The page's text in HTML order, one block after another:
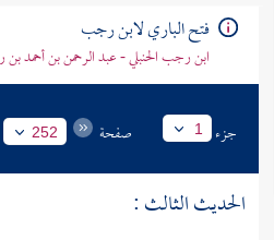
فتح الباري لابن رجب
ابن رجب الحنبلي - عبد الرحمن بن أحمد بن
جزء 1 صفحة 252
الحديث الثالث :